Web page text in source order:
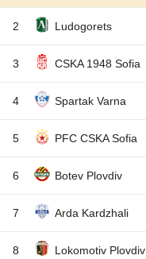
2 Ludogorets
3 CSKA 1948 Sofia
4 Spartak Varna
5 PFC CSKA Sofia
6 Botev Plovdiv
7 Arda Kardzhali
8 Lokomotiv Plovdiv